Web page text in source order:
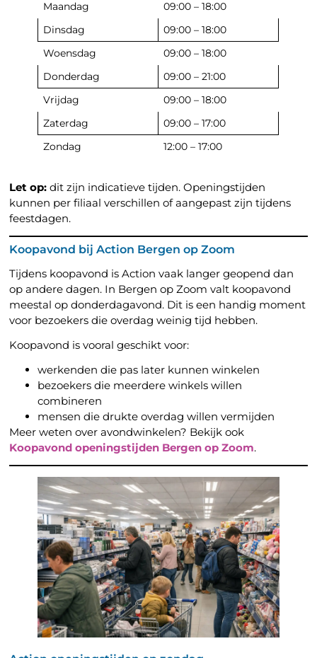
Maandag 09:00 – 18:00
Dinsdag 09:00 – 18:00
Woensdag 09:00 – 18:00
Donderdag 09:00 – 21:00
Vrijdag 09:00 – 18:00
Zaterdag 09:00 – 17:00
Zondag 12:00 – 17:00
Let op: dit zijn indicatieve tijden. Openingstijden
kunnen per filiaal verschillen of aangepast zijn tijdens
feestdagen.
Koopavond bij Action Bergen op Zoom
Tijdens koopavond is Action vaak langer geopend dan
op andere dagen. In Bergen op Zoom valt koopavond
meestal op donderdagavond. Dit is een handig moment
voor bezoekers die overdag weinig tijd hebben.
Koopavond is vooral geschikt voor:
werkenden die pas later kunnen winkelen
bezoekers die meerdere winkels willen
combineren
mensen die drukte overdag willen vermijden
Meer weten over avondwinkelen? Bekijk ook
Koopavond openingstijden Bergen op Zoom.